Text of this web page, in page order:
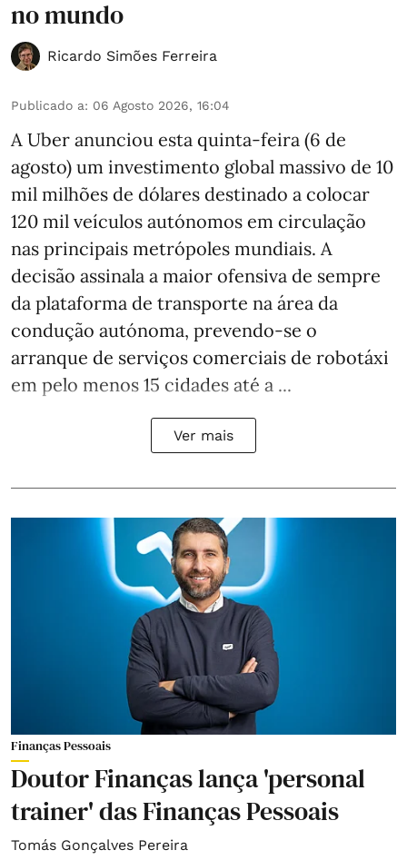
no mundo
Ricardo Simões Ferreira
Publicado a: 06 Agosto 2026, 16:04
A Uber anunciou esta quinta-feira (6 de
agosto) um investimento global massivo de 10
mil milhões de dólares destinado a colocar
120 mil veículos autónomos em circulação
nas principais metrópoles mundiais. A
decisão assinala a maior ofensiva de sempre
da plataforma de transporte na área da
condução autónoma, prevendo-se o
arranque de serviços comerciais de robotáxi
em pelo menos 15 cidades até a ...
Ver mais
Finanças Pessoais
Doutor Finanças lança 'personal
trainer' das Finanças Pessoais
Tomás Gonçalves Pereira